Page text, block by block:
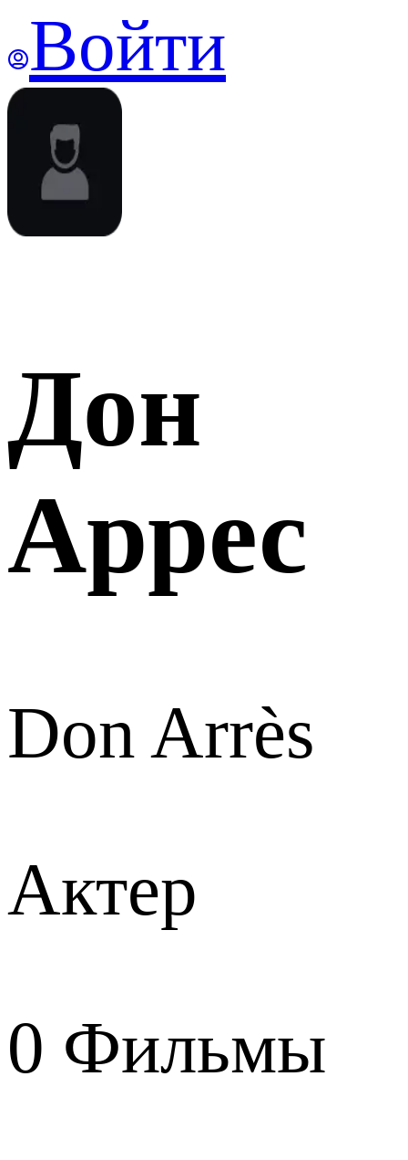
Войти
Дон
Аррес
Don Arrès
Актер
0 Фильмы